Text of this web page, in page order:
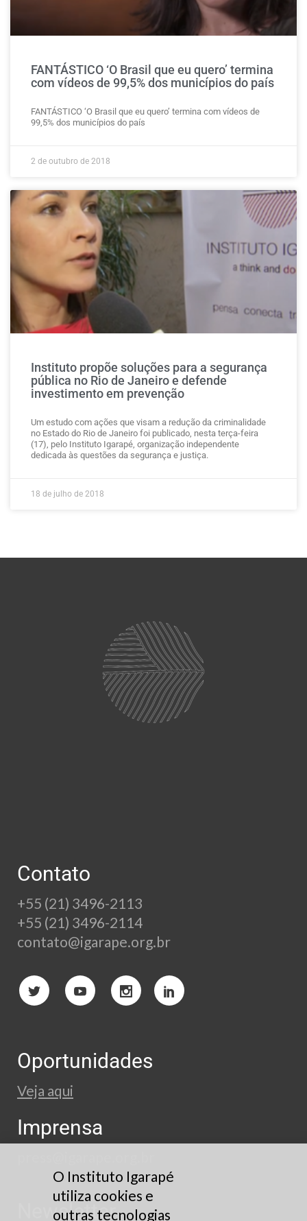
FANTÁSTICO ‘O Brasil que eu quero’ termina
com vídeos de 99,5% dos municípios do país
FANTÁSTICO ‘O Brasil que eu quero’ termina com vídeos de
99,5% dos municípios do país
2 de outubro de 2018
Instituto propõe soluções para a segurança
pública no Rio de Janeiro e defende
investimento em prevenção
Um estudo com ações que visam a redução da criminalidade
no Estado do Rio de Janeiro foi publicado, nesta terça-feira
(17), pelo Instituto Igarapé, organização independente
dedicada às questões da segurança e justiça.
18 de julho de 2018
Contato
+55 (21) 3496-2113
+55 (21) 3496-2114
contato@igarape.org.br
Oportunidades
Veja aqui
Imprensa
Newsletter
O Instituto Igarapé
utiliza cookies e
outras tecnologias